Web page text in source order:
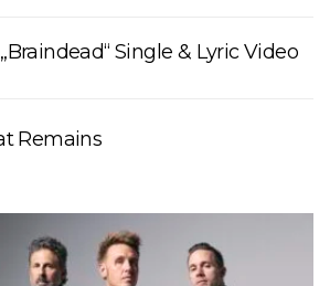
Single & Lyric Video
Remains